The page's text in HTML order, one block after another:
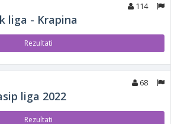
114
liga - Krapina
Rezultati
68
liga 2022
Rezultati